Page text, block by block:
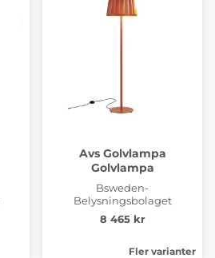
Avs Golvlampa
Golvlampa
Bsweden-
Belysningsbolaget
8 465 kr
Fler varianter